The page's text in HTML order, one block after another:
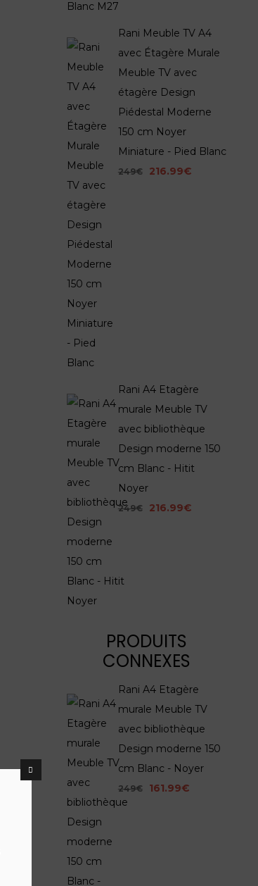
Rani Meuble TV A4
avec Étagère Murale
Meuble TV avec
étagère Design
Piédestal Moderne
150 cm Noyer
Miniature - Pied Blanc
249€ 216.99€
Rani A4 Etagère
murale Meuble TV
avec bibliothèque
Design moderne 150
cm Blanc - Hitit
Noyer
249€ 216.99€
PRODUITS
CONNEXES
Rani A4 Etagère
murale Meuble TV
avec bibliothèque
Design moderne 150
cm Blanc - Noyer
249€ 161.99€